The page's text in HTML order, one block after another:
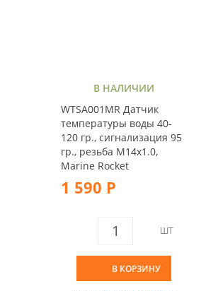
В НАЛИЧИИ
WTSA001MR Датчик
температуры воды 40-
120 гр., сигнализация 95
гр., резьба M14x1.0,
Marine Rocket
1 590 Р
ШТ
В КОРЗИНУ